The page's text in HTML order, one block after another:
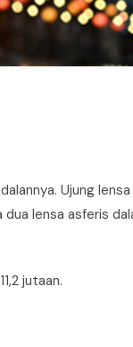
Ujung
lensa asferis
jutaan.